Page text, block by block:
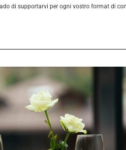
di supportarvi per ogni vostro format di